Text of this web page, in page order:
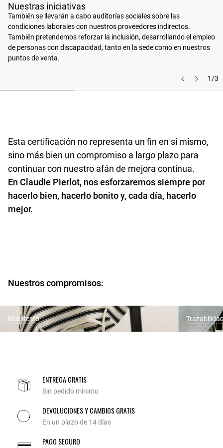
Nuestras iniciativas
También se llevarán a cabo auditorías sociales sobre las
condiciones laborales con nuestros proveedores indirectos.
También pretendemos reforzar la inclusión, desarrollando el empleo
de personas con discapacidad, tanto en la sede como en nuestros
puntos de venta.
1/3
Esta certificación no representa un fin en sí mismo,
sino más bien un compromiso a largo plazo para
continuar con nuestro afán de mejora continua.
En Claudie Pierlot, nos esforzaremos siempre por
hacerlo bien, hacerlo bonito y, cada día, hacerlo
mejor.
Nuestros compromisos:
Manifesto
ENTREGA GRATIS
Sin pedido mínimo
DEVOLUCIONES Y CAMBIOS GRATIS
En un plazo de 14 días
PAGO SEGURO